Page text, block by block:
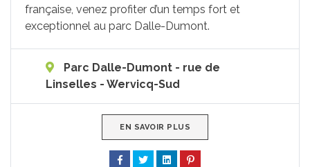
française, venez profiter d’un temps fort et
exceptionnel au parc Dalle-Dumont.
Parc Dalle-Dumont - rue de
Linselles - Wervicq-Sud
EN SAVOIR PLUS